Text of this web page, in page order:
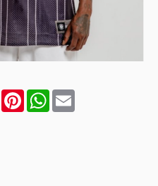
PinterestWhatsApp
Email